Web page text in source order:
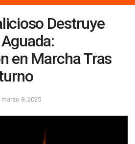
Destruye
en Marcha Tras
marzo 8, 2025